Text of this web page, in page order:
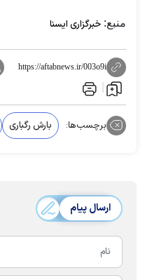
منبع: خبرگزاری ایسنا
https://aftabnews.ir/003o9i
برچسب‌ها: بارش رگباری
ارسال پیام